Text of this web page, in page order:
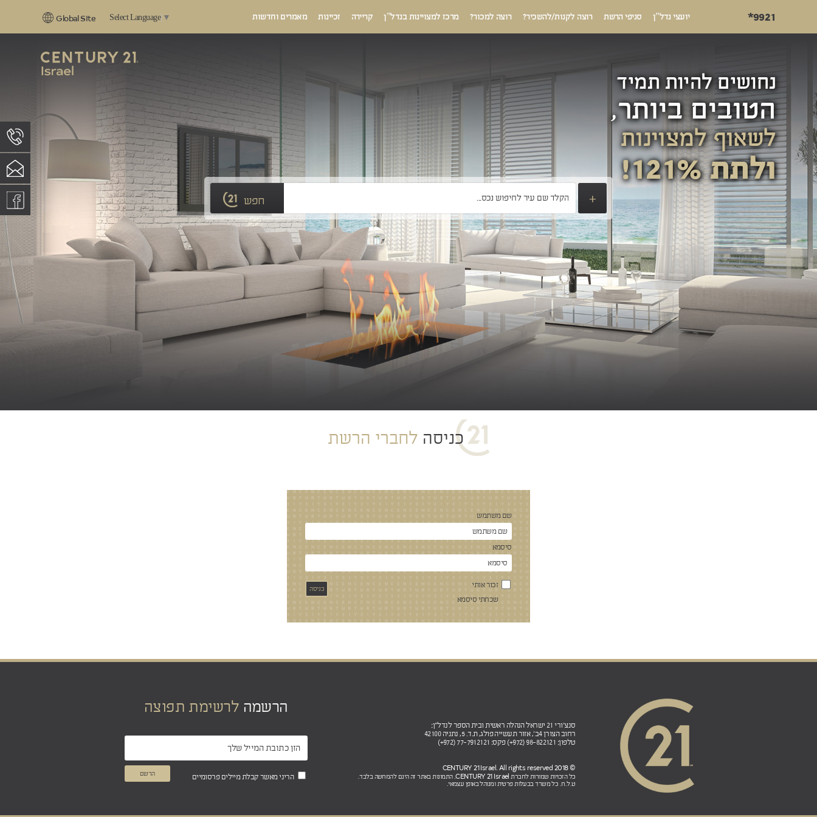
*9921 יועצי נדל”ן סניפי הרשת רוצה לקנות/להשכיר? רוצה למכור? מרכז למצויינות בנדל”ן קריירה זכיינות מאמרים וחדשות Select Language ▼
Global Site
נחושים להיות תמיד
הטובים ביותר,
לשאוף למצוינות
ולתת 121%!
+ חפש
כניסה לחברי הרשת
שם משתמש
סיסמא
זכור אותי
שכחתי סיסמא
סנצ'ורי 21 ישראל הנהלה ראשית ובית הספר לנדל"ן:
רחוב הצורן 4ב', אזור תעשייה פולג, ת.ד. 5, נתניה 42100
טלפון: 98-822121 (972+) פקס: 77-7912121 (972+)
© 2018 CENTURY 21 Israel. All rights reserved
כל הזכויות שמורות לחברת CENTURY 21 Israel. התמונות באתר זה הינם להמחשה בלבד.
ט.ל.ח. כל משרד בבעלות פרטית ומנוהל באופן עצמאי.
הרשמה לרשימת תפוצה
הריני מאשר קבלת מיילים פרסומיים